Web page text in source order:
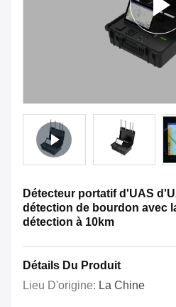
Détecteur portatif d'UAS
détection de bourdon avec
détection à 10km
Détails Du Produit
Lieu D'origine: La Chine